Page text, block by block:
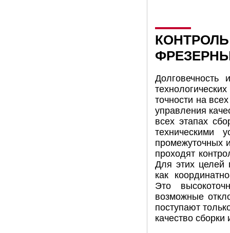
Долговечность
точности на
управления
всех этапах
техническими
промежуточных
проходят
Для этих целей
как
Это
возможные
поступают
качество